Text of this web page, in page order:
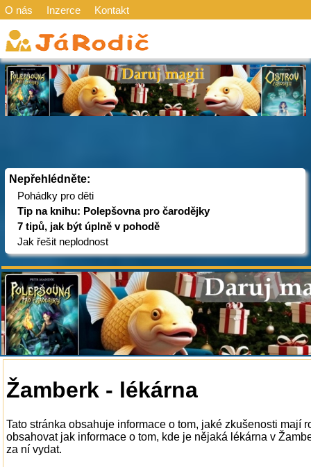
O nás Inzerce Kontakt
Nepřehlédněte:
Pohádky pro děti
Tip na knihu: Polepšovna pro čarodějky
7 tipů, jak být úplně v pohodě
Jak řešit neplodnost
Žamberk - lékárna
Tato stránka obsahuje informace o tom, jaké zkušenosti mají
obsahovat jak informace o tom, kde je nějaká lékárna v
za ní vydat.